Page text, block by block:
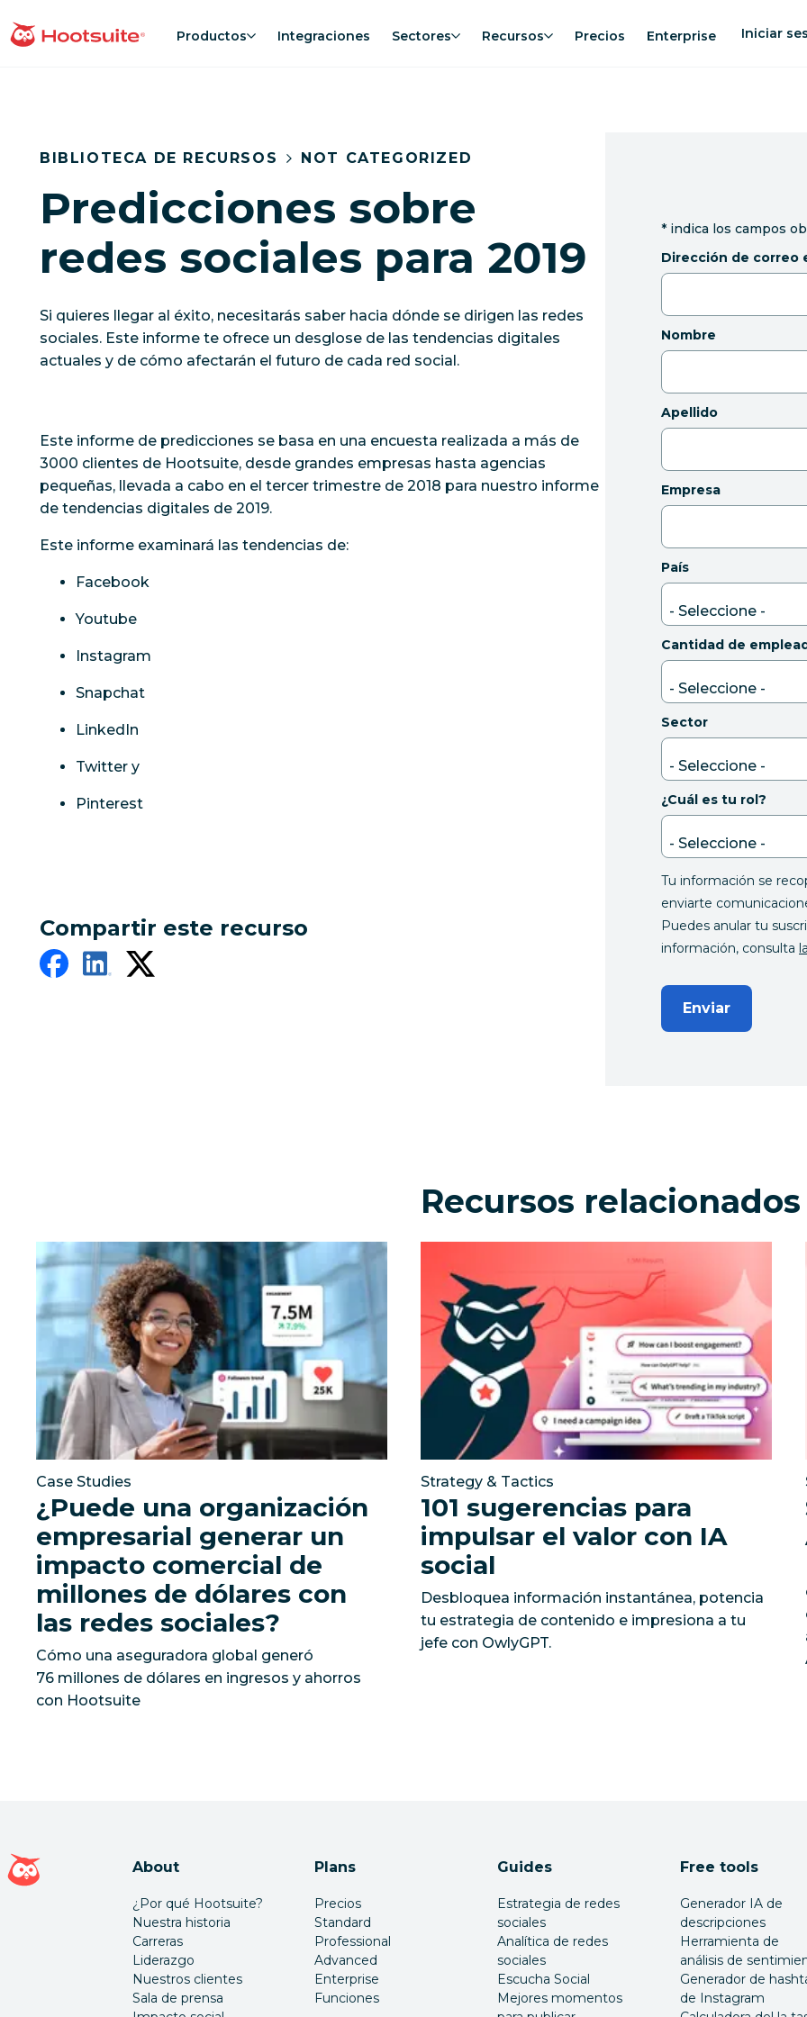
al
Página principal Productos Integraciones Sectores Recursos Precios Enterprise Iniciar
BIBLIOTECA DE RECURSOS NOT CATEGORIZED
Predicciones sobre
redes sociales para 2019
Si quieres llegar al éxito, necesitarás saber hacia dónde se dirigen las redes
sociales. Este informe te ofrece un desglose de las tendencias digitales
actuales y de cómo afectarán el futuro de cada red social.
Este informe de predicciones se basa en una encuesta realizada a más de
3000 clientes de Hootsuite, desde grandes empresas hasta agencias
pequeñas, llevada a cabo en el tercer trimestre de 2018 para nuestro informe
de tendencias digitales de 2019.
Este informe examinará las tendencias de:
Facebook
Youtube
Instagram
Snapchat
LinkedIn
Twitter y
Pinterest
Compartir este recurso
* indica los campos
Dirección de correo
Nombre
Apellido
Empresa
País
Cantidad de
Sector
¿Cuál es tu rol?
Tu información se
enviarte
Puedes anular tu
información, consulta
Enviar
Recursos relacionados
¿Puede una organización empresarial generar un impacto comercial de millones de dólares con las redes
Case Studies
¿Puede una organización
empresarial generar un
impacto comercial de
millones de dólares con
las redes sociales?
Cómo una aseguradora global generó
76 millones de dólares en ingresos y ahorros
con Hootsuite
Strategy & Tactics
101 sugerencias para
impulsar el valor con IA
social
Desbloquea información instantánea, potencia
tu estrategia de contenido e impresiona a tu
jefe con OwlyGPT.
Página de inicio de Hootsuite
About
¿Por qué Hootsuite?
Nuestra historia
Carreras
Liderazgo
Nuestros clientes
Sala de prensa
Plans
Precios
Standard
Professional
Advanced
Enterprise
Funciones
Guides
Estrategia de redes
sociales
Analítica de redes
sociales
Escucha Social
Mejores momentos
Free tools
Generador IA de
descripciones
Herramienta de
análisis de
Generador de
de Instagram